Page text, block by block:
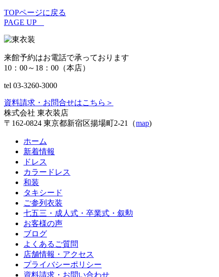
TOPページに戻る
PAGE UP
来館予約はお電話で承っております
10：00～18：00（本店）
tel 03-3260-3000
資料請求・お問合せはこちら ＞
株式会社 東衣装店
〒162-0824 東京都新宿区揚場町2-21（map)
ホーム
新着情報
ドレス
カラードレス
和装
タキシード
ご参列衣装
七五三・成人式・卒業式・叙勲
お客様の声
ブログ
よくあるご質問
店舗情報・アクセス
プライバシーポリシー
資料請求・お問い合わせ